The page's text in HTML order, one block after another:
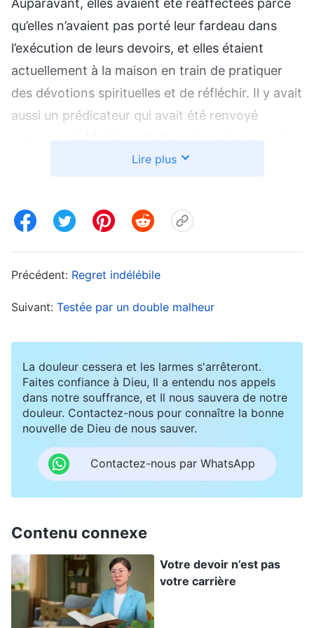
qu’elles n’avaient pas porté leur fardeau dans
l’exécution de leurs devoirs, et elles étaient
actuellement à la maison en train de pratiquer
des dévotions spirituelles et de réfléchir. Il y avait
aussi un prédicateur qui avait été renvoyé
une certaine compréhension d’eux-mêmes, et ils
l’Évangile. Puis, il m’est venu à l’esprit qu’il y avait
une pénurie de personnes chargées de
l’abreuvement, car beaucoup de nouveaux venus
Églises, il n’y avait personne qui pouvait abreuver
les nouveaux venus, et il était donc plus
approprié de faire en sorte qu’ils abreuvent les
nouveaux venus. Mais après réflexion, je me suis
dit : « S’ils vont tous abreuver les nouveaux
venus, je serai toujours à court de personnel
pour mon travail d’évangélisation. Plus tard, si les
résultats de mon travail ne s’améliorent pas, ne
vais-je pas passer pour quelqu’un qui manque de
hauts dirigeants ? De plus, prêcher l’Évangile est
également très important en ce moment. S’il n’y
a pas assez de personnes pour prêcher
l’Évangile, cela ne suffira pas non plus. » Quand
Lire plus
Précédent: Regret indélébile
Suivant: Testée par un double malheur
La douleur cessera et les larmes s'arrêteront.
Faites confiance à Dieu, Il a entendu nos appels
dans notre souffrance, et Il nous sauvera de notre
douleur. Contactez-nous pour connaître la bonne
nouvelle de Dieu de nous sauver.
Contactez-nous par WhatsApp
Contenu connexe
Votre devoir n’est pas
votre carrière